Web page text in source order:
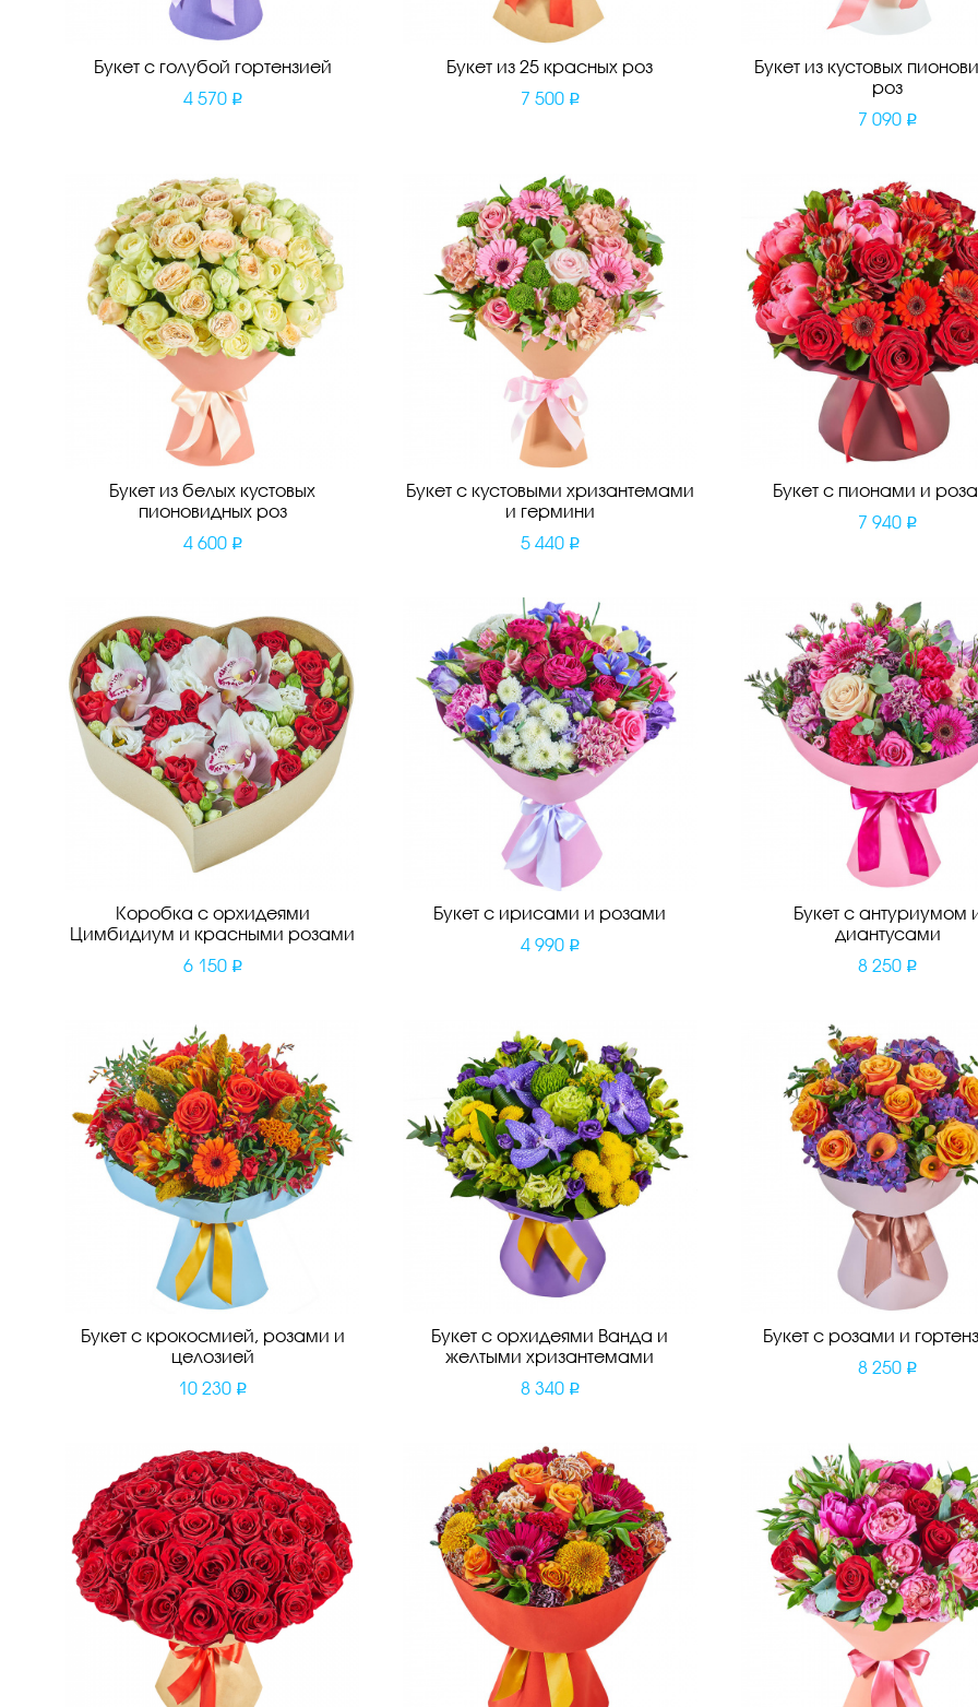
Букет с голубой гортензией
4 570
Букет из 25 красных роз
7 500
Букет из кустовых
роз
7 090
Букет из белых кустовых
пионовидных роз
4 600
Букет с кустовыми хризантемами
и гермини
5 440
Букет с пионами и
7 940
Коробка с орхидеями
Цимбидиум и красными розами
6 150
Букет с ирисами и розами
4 990
Букет с антуриумом
диантусами
8 250
Букет с крокосмией, розами и
целозией
10 230
Букет с орхидеями Ванда и
желтыми хризантемами
8 340
Букет с розами и
8 250